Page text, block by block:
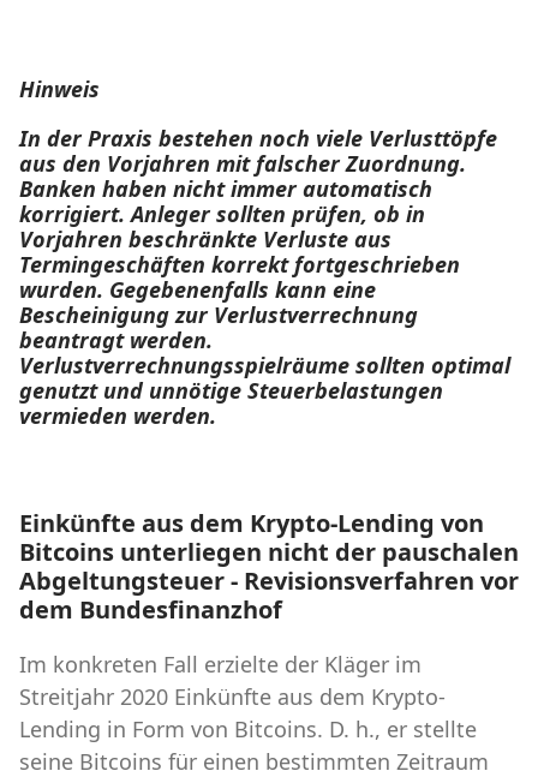
Hinweis
In der Praxis bestehen noch viele Verlusttöpfe
aus den Vorjahren mit falscher Zuordnung.
Banken haben nicht immer automatisch
korrigiert. Anleger sollten prüfen, ob in
Vorjahren beschränkte Verluste aus
Termingeschäften korrekt fortgeschrieben
wurden. Gegebenenfalls kann eine
Bescheinigung zur Verlustverrechnung
beantragt werden.
Verlustverrechnungsspielräume sollten optimal
genutzt und unnötige Steuerbelastungen
vermieden werden.
Einkünfte aus dem Krypto-Lending von
Bitcoins unterliegen nicht der pauschalen
Abgeltungsteuer - Revisionsverfahren vor
dem Bundesfinanzhof
Im konkreten Fall erzielte der Kläger im
Streitjahr 2020 Einkünfte aus dem Krypto-
Lending in Form von Bitcoins. D. h., er stellte
seine Bitcoins für einen bestimmten Zeitraum